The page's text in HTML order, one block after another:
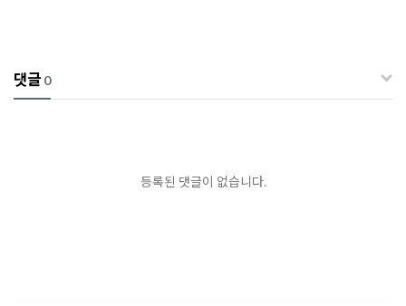
댓글 0
등록된 댓글이 없습니다.